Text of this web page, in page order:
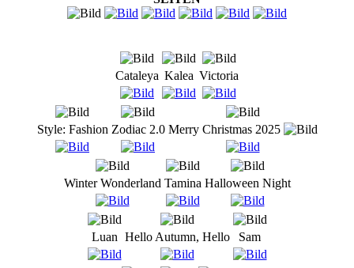
Cataleya Kalea Victoria
Style: Fashion Zodiac 2.0 Merry Christmas 2025
Winter Wonderland Tamina Halloween Night
Luan Hello Autumn, Hello Sam